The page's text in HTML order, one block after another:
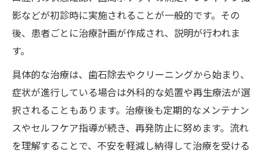
影などが初診時に実施されることが一般的です。その
後、患者ごとに治療計画が作成され、説明が行われま
す。
具体的な治療は、歯石除去やクリーニングから始まり、
症状が進行している場合は外科的な処置や再生療法が選
択されることもあります。治療後も定期的なメンテナン
スやセルフケア指導が続き、再発防止に努めます。流れ
を理解することで、不安を軽減し納得して治療を受ける